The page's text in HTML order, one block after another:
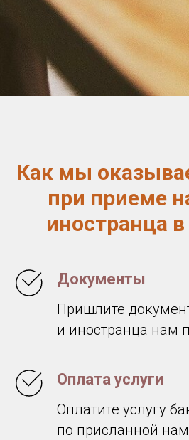
Как мы
при приеме
иностранца
Документы
Пришлите
и иностранца нам
Оплата услуги
Оплатите услугу
по присланной